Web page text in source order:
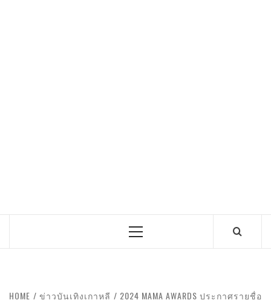
Primary
HOME ข่าวบันเทิงเกาหลี
2024 MAMA AWARDS ประกาศรายชื่อ